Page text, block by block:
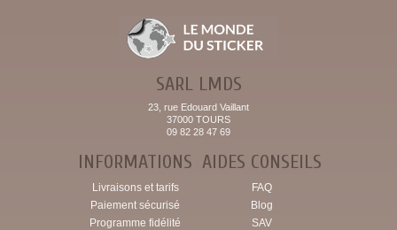
SARL LMDS
23, rue Edouard Vaillant
37000 TOURS
09 82 28 47 69
INFORMATIONS
Livraisons et tarifs
Paiement sécurisé
Programme fidélité
AIDES CONSEILS
FAQ
Blog
SAV